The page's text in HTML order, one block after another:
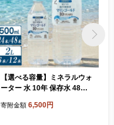
【選べる容量】ミネラルウォ
ーター 水 10年 保存水 48本
×2L 軟水 室戸海洋深層水10
寄附金額 6,500円